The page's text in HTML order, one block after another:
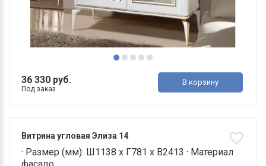
36 330 руб.
Под заказ
В корзину
Витрина угловая Элиза 14
· Размер (мм): Ш1138 х Г781 х В2413 · Материал